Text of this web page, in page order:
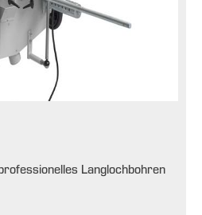
Langlochbohren